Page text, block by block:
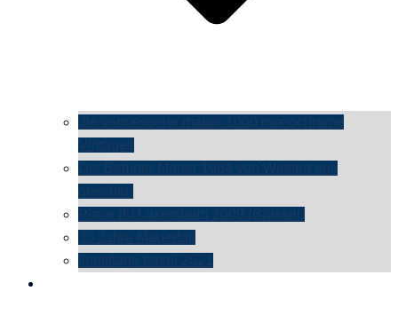
die vermessene mauer 1000 monochrome
Vintages
Die Berliner Mauer 1984 von Westen aus
gesehen
Place du Luxemburg 2009 (Brüssel)
30 Jahre Mauerfall
kunsttage basel 2021